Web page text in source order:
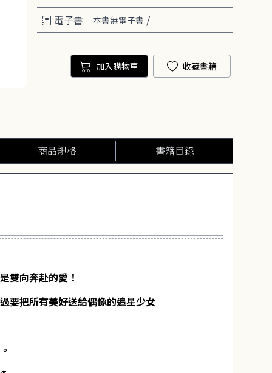
電子書
本書無電子書 /
加入購物車 收藏書籍
商品規格 書籍目錄
向奔赴的愛！
把所有美好送給偶像的追星少女